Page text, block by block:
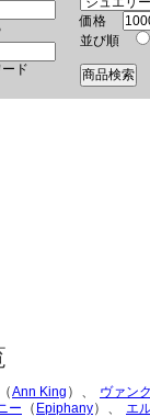
ド
価格
並び順
（Ann King ）、
ヴァン
ー （ Epiphany）、 エ